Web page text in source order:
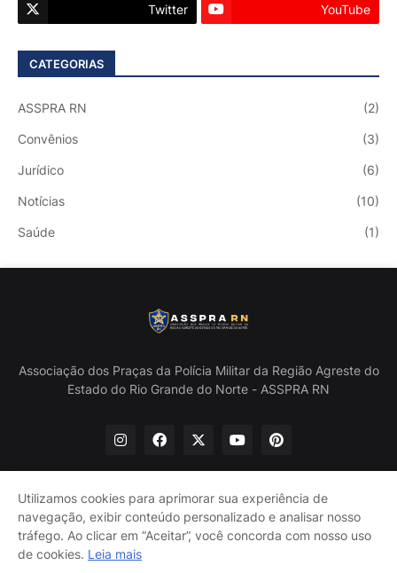
Twitter YouTube
CATEGORIAS
ASSPRA RN (2)
Convênios (3)
Jurídico (6)
Notícias (10)
Saúde (1)
Associação dos Praças da Polícia Militar da Região Agreste do
Estado do Rio Grande do Norte - ASSPRA RN
Início Quem Somos
Política de Privacidade
Contate-nos
Utilizamos cookies para aprimorar sua experiência de
navegação, exibir conteúdo personalizado e analisar nosso
tráfego. Ao clicar em “Aceitar”, você concorda com nosso uso
de cookies. Leia mais